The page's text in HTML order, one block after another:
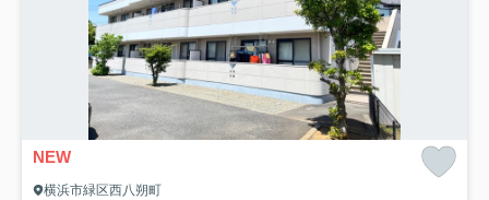
NEW
横浜市緑区西八朔町